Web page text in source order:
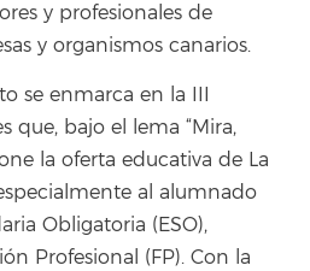
y profesionales de
y organismos canarios.
se enmarca en la III
que, bajo el lema “Mira,
la oferta educativa de La
al alumnado
Obligatoria (ESO),
Profesional (FP). Con la